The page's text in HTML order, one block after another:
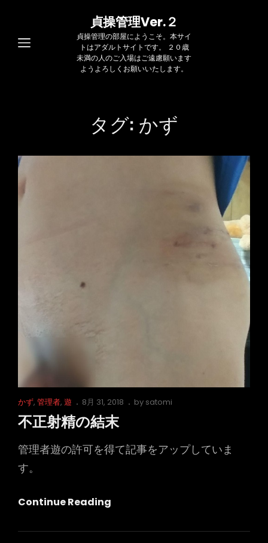
貞操管理Ver.２
貞操管理の部屋にようこそ。本サイ
トはアダルトサイトです。 ２０歳
未満の人のご入場はご遠慮願います
ようよろしくお願いいたします。
タグ: かず
Cat
Links
かず, 管理者, 遊
Posted
on
8月 31, 2018 by satomi
不正射精の結末
管理者遊の許可を得て記事をアップしていま
す。
Continue Reading
射